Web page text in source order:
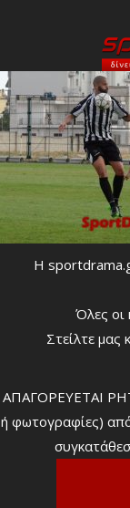
Η
Όλες οι
Στείλτε μας
ΑΠΑΓΟΡΕΥΕΤΑΙ
ή φωτογραφίες)